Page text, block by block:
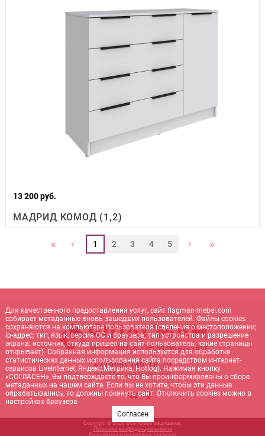
13 200 руб.
МАДРИД КОМОД (1,2)
« ‹ 1 2 3 4 5 › »
+7 (905) 140-10-10
sale@flagman-mebel.com
Copyright © 2026. Все права защищены.
Политика конфиденциальности
Разработка и поддержка: net- brand
Для качественного предоставления услуг, сайт flagman-mebel.com
собирает метаданные вновь зашедших пользователей. Файлы cookies
сохраняются на компьютере пользователя (сведения о местоположении;
ip-адрес; тип, язык, версия ОС и браузера; тип устройства и разрешение
экрана; источник, откуда пришел на сайт пользователь; какие страницы
открывает). Собранная информация используется для обработки
статистических данных использования сайта посредством интернет-
сервисов LiveInternet, Яндекс.Метрика, Hotlog). Нажимая кнопку
«СОГЛАСЕН», Вы подтверждаете то, что Вы проинформированы о сборе
метаданных на нашем сайте. Если вы не хотите, чтобы эти данные
обрабатывались, то должны покинуть сайт. Отключить cookies можно в
настройках браузера
Согласен